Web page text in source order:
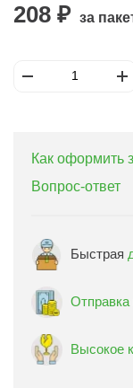
208 ₽ за
Как оформить
Вопрос-ответ
Быстрая
Отправка
Высокое